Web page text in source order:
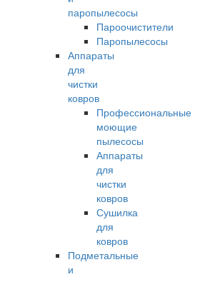
паропылесосы
Пароочистители
Паропылесосы
Аппараты
для
чистки
ковров
Профессиональные
моющие
пылесосы
Аппараты
для
чистки
ковров
Сушилка
для
ковров
Подметальные
и